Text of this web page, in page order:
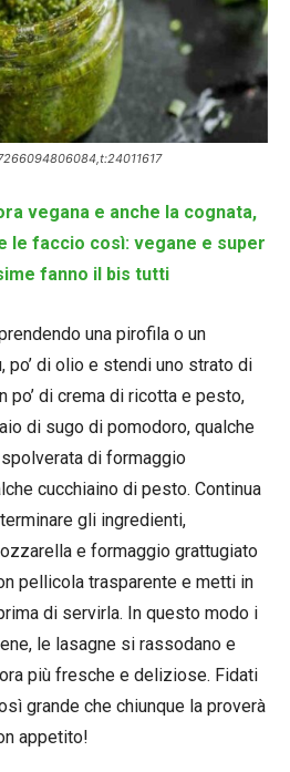
vegana e anche la cognata,
le faccio così: vegane e super
fanno il bis tutti
una pirofila o un
po’ di olio e stendi uno strato di
po’ di crema di ricotta e pesto,
di sugo di pomodoro, qualche
di formaggio
cucchiaino di pesto. Continua
gli ingredienti,
e formaggio grattugiato
pellicola trasparente e metti in
di servirla. In questo modo i
le lasagne si rassodano e
più fresche e deliziose. Fidati
grande che chiunque la proverà
appetito!